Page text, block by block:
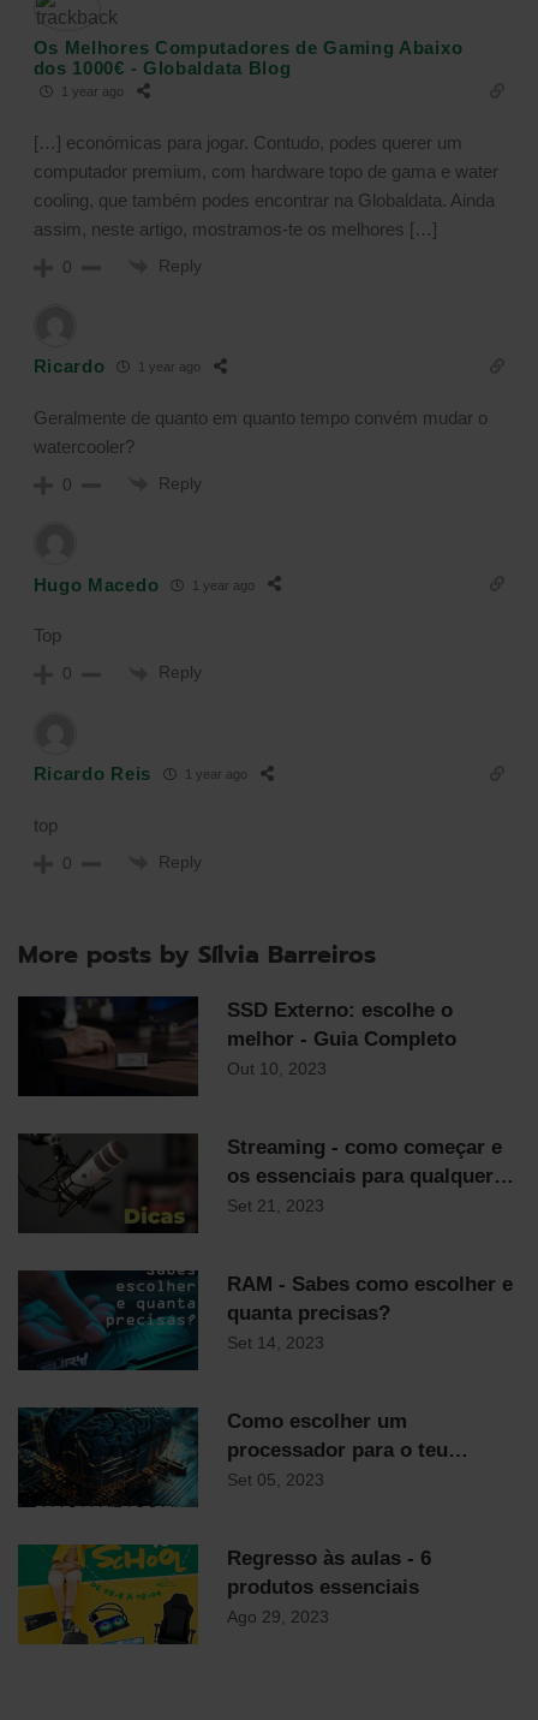
Os Melhores Computadores de Gaming Abaixo
dos 1000€ - Globaldata Blog
1 year ago
[…] económicas para jogar. Contudo, podes querer um
computador premium, com hardware topo de gama e water
cooling, que também podes encontrar na Globaldata. Ainda
assim, neste artigo, mostramos-te os melhores […]
0 Reply
Ricardo 1 year ago
Geralmente de quanto em quanto tempo convém mudar o
watercooler?
0 Reply
Hugo Macedo 1 year ago
Top
0 Reply
Ricardo Reis 1 year ago
top
0 Reply
More posts by Sílvia Barreiros
SSD Externo: escolhe o
melhor - Guia Completo
Out 10, 2023
Streaming - como começar e
os essenciais para qualquer
streamer
Set 21, 2023
RAM - Sabes como escolher e
quanta precisas?
Set 14, 2023
Como escolher um
processador para o teu
computador
Set 05, 2023
Regresso às aulas - 6
produtos essenciais
Ago 29, 2023